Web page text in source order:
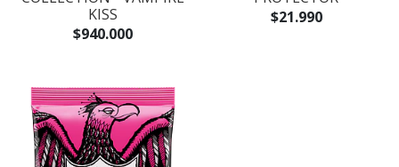
KISS
$940.000
$21.990